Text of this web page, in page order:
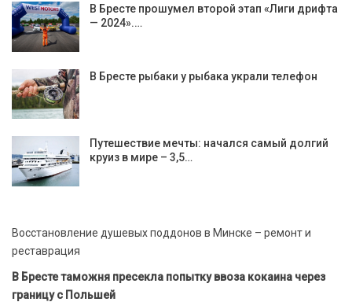
В Бресте прошумел второй этап «Лиги дрифта
— 2024».…
В Бресте рыбаки у рыбака украли телефон
Путешествие мечты: начался самый долгий
круиз в мире – 3,5…
Восстановление душевых поддонов в Минске – ремонт и
реставрация
В Бресте таможня пресекла попытку ввоза кокаина через
границу с Польшей